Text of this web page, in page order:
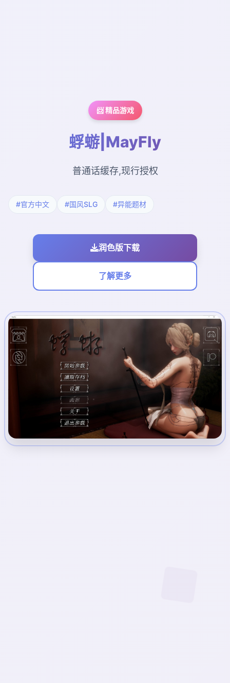
📨 精品游戏
蜉蝣|MayFly
普通话缓存,现行授权
#官方中文 #国风SLG #异能题材
润色版下载
了解更多